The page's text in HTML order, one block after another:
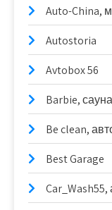
Auto-China,
Autostoria
Avtobox 56
Barbie, сауна
Be clean,
Best Garage